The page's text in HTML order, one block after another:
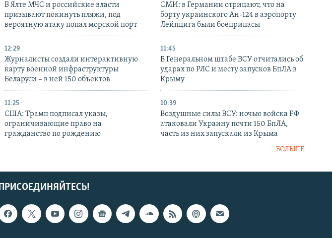
В Ялте МЧС и российские власти
призывают покинуть пляжи, под
вероятную атаку попал морской порт
СМИ: в Германии отрицают, что на
борту украинского Ан-124 в аэропорту
Лейпцига были боеприпасы
12:29
Журналисты создали интерактивную
карту военной инфраструктуры
Беларуси – в ней 150 объектов
11:45
В Генеральном штабе ВСУ отчитались об
ударах по РЛС и месту запусков БпЛА в
Крыму
11:25
США: Трамп подписал указы,
ограничивающие право на
гражданство по рождению
10:39
Воздушные силы ВСУ: ночью войска РФ
атаковали Украину почти 150 БпЛА,
часть из них запускали из Крыма
БОЛЬШЕ
ПРИСОЕДИНЯЙТЕСЬ!